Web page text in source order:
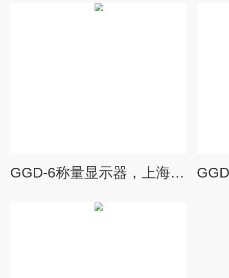
GGD-6称量显示器，上海华东电子仪器厂